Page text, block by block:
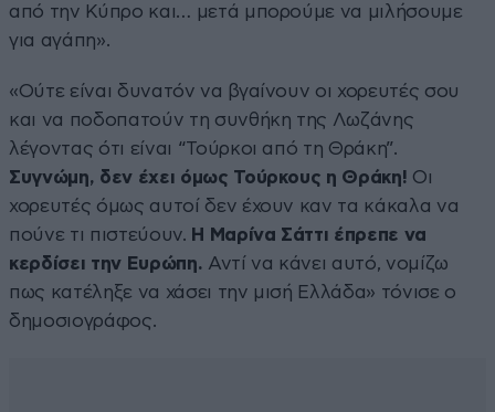
από την Κύπρο και… μετά μπορούμε να μιλήσουμε
για αγάπη».
«Ούτε είναι δυνατόν να βγαίνουν οι χορευτές σου
και να ποδοπατούν τη συνθήκη της Λωζάνης
λέγοντας ότι είναι “Τούρκοι από τη Θράκη”.
Συγνώμη, δεν έχει όμως Τούρκους η Θράκη! Οι
χορευτές όμως αυτοί δεν έχουν καν τα κάκαλα να
πούνε τι πιστεύουν. Η Μαρίνα Σάττι έπρεπε να
κερδίσει την Ευρώπη. Αντί να κάνει αυτό, νομίζω
πως κατέληξε να χάσει την μισή Ελλάδα» τόνισε ο
δημοσιογράφος.